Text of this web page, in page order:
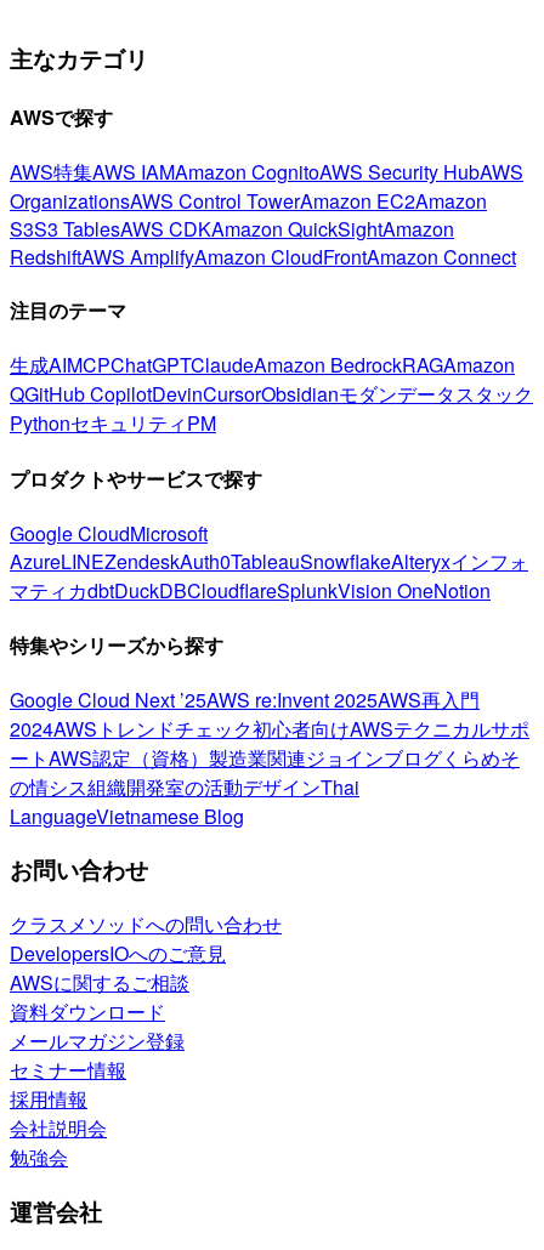
主なカテゴリ
AWSで探す
AWS特集AWS IAMAmazon CognitoAWS Security HubAWS
OrganizationsAWS Control TowerAmazon EC2Amazon
S3S3 TablesAWS CDKAmazon QuickSightAmazon
RedshiftAWS AmplifyAmazon CloudFrontAmazon Connect
注目のテーマ
生成AIMCPChatGPTClaudeAmazon BedrockRAGAmazon
QGitHub CopilotDevinCursorObsidianモダンデータスタック
PythonセキュリティPM
プロダクトやサービスで探す
Google CloudMicrosoft
AzureLINEZendeskAuth0TableauSnowflakeAlteryxインフォ
マティカdbtDuckDBCloudflareSplunkVision OneNotion
特集やシリーズから探す
Google Cloud Next ’25AWS re:Invent 2025AWS再入門
2024AWSトレンドチェック初心者向けAWSテクニカルサポ
ートAWS認定（資格） 製造業関連ジョインブログくらめそ
の情シス組織開発室の活動デザインThai
LanguageVietnamese Blog
お問い合わせ
クラスメソッドへの問い合わせ
DevelopersIOへのご意見
AWSに関するご相談
資料ダウンロード
メールマガジン登録
セミナー情報
採用情報
会社説明会
勉強会
運営会社